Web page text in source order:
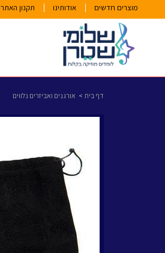
מוצרים חדשים אודותינו תקנון האתר
דף בית אורגנים ואביזרים נלווים